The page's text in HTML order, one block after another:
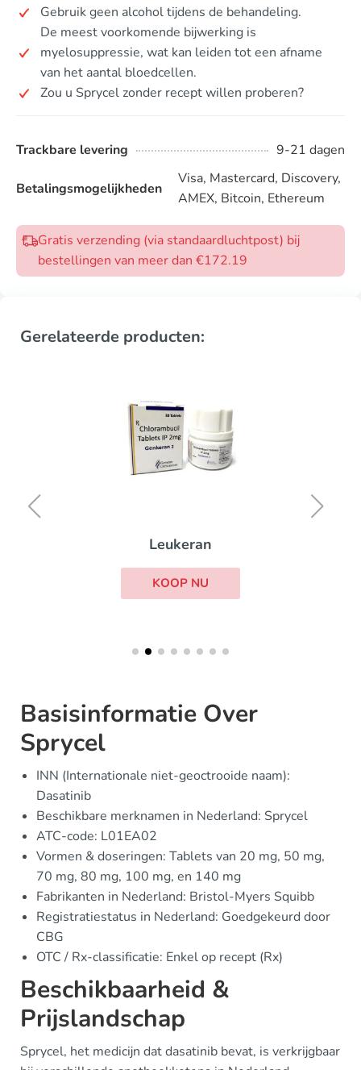
Gebruik geen alcohol tijdens de behandeling.
De meest voorkomende bijwerking is
myelosuppressie, wat kan leiden tot een afname
van het aantal bloedcellen.
Zou u Sprycel zonder recept willen proberen?
Trackbare levering 9-21 dagen
Betalingsmogelijkheden
Visa, Mastercard, Discovery,
AMEX, Bitcoin, Ethereum
Gratis verzending (via standaardluchtpost) bij
bestellingen van meer dan €172.19
Gerelateerde producten:
Leukeran
KOOP NU
Basisinformatie Over
Sprycel
INN (Internationale niet-geoctrooide naam):
Dasatinib
Beschikbare merknamen in Nederland: Sprycel
ATC-code: L01EA02
Vormen & doseringen: Tablets van 20 mg, 50 mg,
70 mg, 80 mg, 100 mg, en 140 mg
Fabrikanten in Nederland: Bristol-Myers Squibb
Registratiestatus in Nederland: Goedgekeurd door
CBG
OTC / Rx-classificatie: Enkel op recept (Rx)
Beschikbaarheid &
Prijslandschap
Sprycel, het medicijn dat dasatinib bevat, is verkrijgbaar